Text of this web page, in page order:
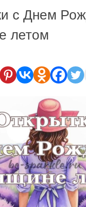
с Днем
летом